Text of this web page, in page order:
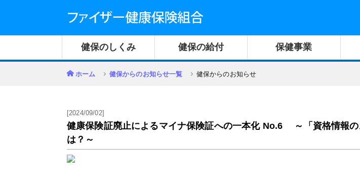
健保のしくみ 健保の給付 保健事業
ホーム 健保からのお知らせ一覧 健保からのお知らせ
[2024/09/02]
健康保険証廃止によるマイナ保険証への一本化 No.6 ～「資格情報
は？～